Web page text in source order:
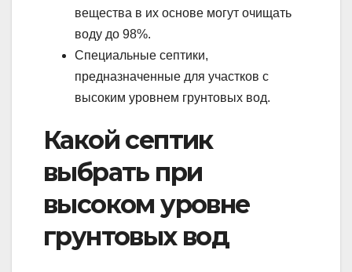
вещества в их основе могут очищать
воду до 98%.
Специальные септики,
предназначенные для участков с
высоким уровнем грунтовых вод.
Какой септик
выбрать при
высоком уровне
грунтовых вод